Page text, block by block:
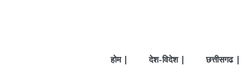
होम | देश-विदेश | छत्तीसगढ |